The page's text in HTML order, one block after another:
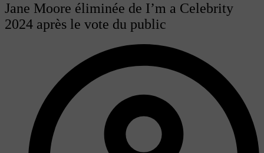
Jane Moore éliminée de I’m a Celebrity
2024 après le vote du public